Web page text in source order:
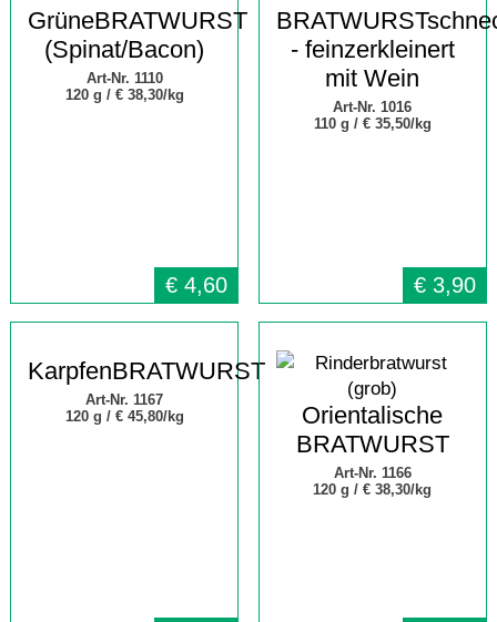
GrüneBRATWURST
(Spinat/Bacon)
Art-Nr. 1110
120 g / € 38,30/kg
€ 4,60
- feinzerkleinert
mit Wein
Art-Nr. 1016
110 g / € 35,50/kg
€ 3,90
KarpfenBRATWURST
Art-Nr. 1167
120 g / € 45,80/kg
Orientalische
BRATWURST
Art-Nr. 1166
120 g /€ 38,30/kg